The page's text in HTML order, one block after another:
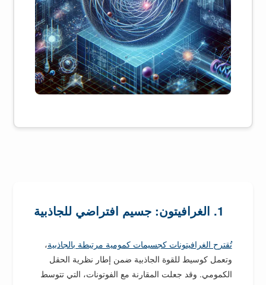
1. الغرافيتون: جسيم افتراضي للجاذبية
تُقترح الغرافيتونات كجسيمات كمومية مرتبطة بالجاذبية،
وتعمل كوسيط للقوة الجاذبية ضمن إطار نظرية الحقل
الكمومي. وقد جعلت المقارنة مع الفوتونات، التي تتوسط